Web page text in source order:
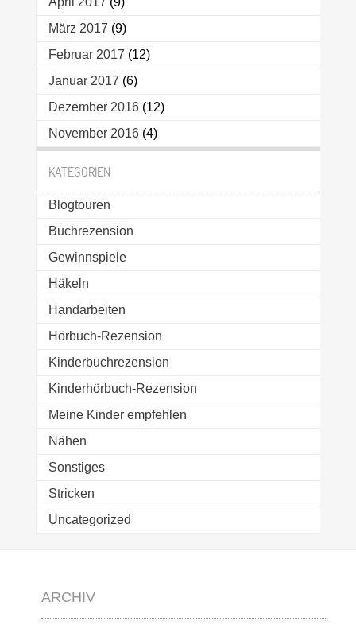
März 2017 (9)
Februar 2017 (12)
Januar 2017 (6)
Dezember 2016(12)
November 2016(4)
KATEGORIEN
Blogtouren
Buchrezension
Gewinnspiele
Häkeln
Handarbeiten
Hörbuch-Rezension
Kinderbuchrezension
Kinderhörbuch-Rezension
Meine Kinder empfehlen
Nähen
Sonstiges
Stricken
Uncategorized
ARCHIV